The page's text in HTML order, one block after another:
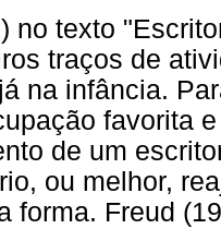
no texto
traços de
na infância.
favorita
de um
ou melhor,
forma. Freud